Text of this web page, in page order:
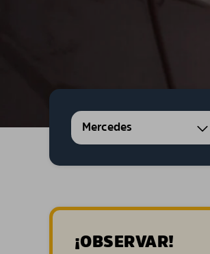
Mercedes
¡OBSERVAR!